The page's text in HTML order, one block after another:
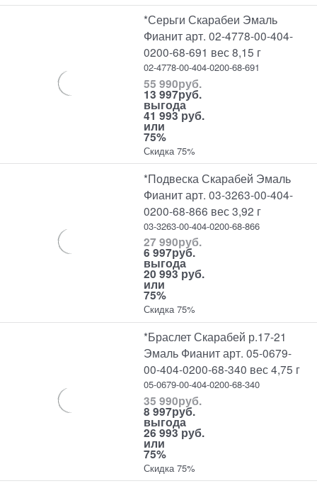
*Серьги Скарабеи Эмаль
Фианит арт. 02-4778-00-404-
0200-68-691 вес 8,15 г
02-4778-00-404-0200-68-691
55 990руб.
13 997руб.
выгода
41 993 руб.
или
75%
Скидка 75%
*Подвеска Скарабей Эмаль
Фианит арт. 03-3263-00-404-
0200-68-866 вес 3,92 г
03-3263-00-404-0200-68-866
27 990руб.
6 997руб.
выгода
20 993 руб.
или
75%
Скидка 75%
*Браслет Скарабей р.17-21
Эмаль Фианит арт. 05-0679-
00-404-0200-68-340 вес 4,75 г
05-0679-00-404-0200-68-340
35 990руб.
8 997руб.
выгода
26 993 руб.
или
75%
Скидка 75%